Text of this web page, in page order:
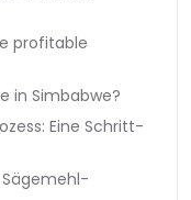
profitable
in Simbabwe?
Eine Schritt-